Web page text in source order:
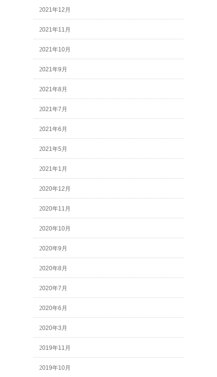
2021年12月
2021年11月
2021年10月
2021年9月
2021年8月
2021年7月
2021年6月
2021年5月
2021年1月
2020年12月
2020年11月
2020年10月
2020年9月
2020年8月
2020年7月
2020年6月
2020年3月
2019年11月
2019年10月